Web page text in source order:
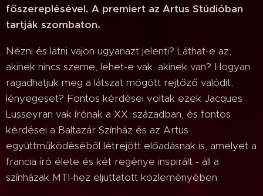
főszereplésével. A premiert az Artus Stúdióban
tartják szombaton.
Nézni és látni vajon ugyanazt jelenti? Láthat-e az,
akinek nincs szeme, lehet-e vak, akinek van? Hogyan
ragadhatjuk meg a látszat mögött rejtőző valódit,
lényegeset? Fontos kérdései voltak ezek Jacques
Lusseyran vak írónak a XX. században, és fontos
kérdései a Baltazár Színház és az Artus
együttműködéséből létrejött előadásnak is, amelyet a
francia író élete és két regénye inspirált - áll a
színházak MTI-hez eljuttatott közleményében.